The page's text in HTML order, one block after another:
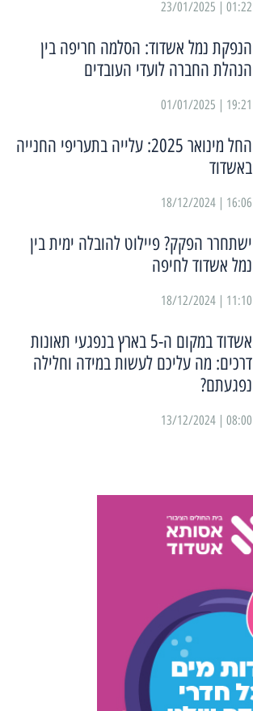
01:22 | 23/01/2025
הנפקת נמל אשדוד: הסלמה חריפה בין
הנהלת החברה לועדי העובדים
19:21 | 01/01/2025
החל מינואר 2025: עלייה בתעריפי החנייה
באשדוד
16:06 | 18/12/2024
ישתחרר הפקק? פיילוט להובלה ימית בין
נמל אשדוד לחיפה
11:10 | 18/12/2024
אשדוד במקום ה-5 בארץ בנפגעי תאונות
דרכים: מה עליכם לעשות במידה וחלילה
נפגעתם?
08:00 | 13/12/2024